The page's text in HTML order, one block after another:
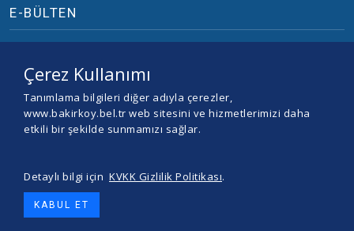
E-BÜLTEN
© 2026 BAKIRKÖY BELEDİYESİ -
Çerez Kullanımı
Tanımlama bilgileri diğer adıyla çerezler,
www.bakirkoy.bel.tr web sitesini ve hizmetlerimizi daha
etkili bir şekilde sunmamızı sağlar.
Detaylı bilgi için KVKK Gizlilik Politikası.
KABUL ET